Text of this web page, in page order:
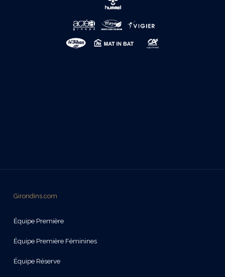
Girondins.com
Équipe Première
Équipe Première Féminines
Équipe Réserve